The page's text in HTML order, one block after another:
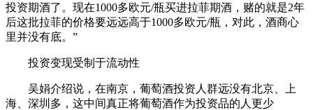
投资期酒了。现在1000多欧元/瓶买进拉菲期酒，赌的就是2年
后这批拉菲的价格要远远高于1000多欧元/瓶，对此，酒商心
里并没有底。”
投资变现受制于流动性
吴娟介绍说，在南京，葡萄酒投资人群远没有北京、上
海、深圳多，这中间真正将葡萄酒作为投资品的人更少